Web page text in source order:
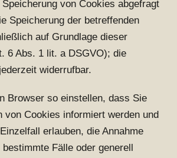
von Cookies abgefragt
Speicherung der betreffenden
auf Grundlage dieser
6 Abs. 1 lit. a DSGVO); die
widerrufbar.
Browser so einstellen, dass Sie
von Cookies informiert werden und
erlauben, die Annahme
Fälle oder generell